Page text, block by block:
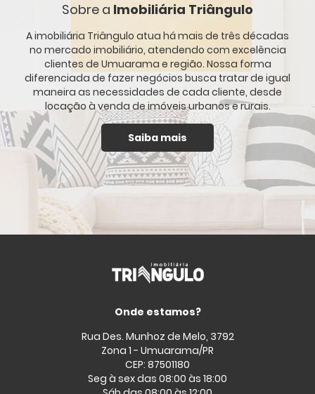
Sobre a Imobiliária Triângulo
A imobiliária Triângulo atua há mais de três décadas
no mercado imobiliário, atendendo com excelência
clientes de Umuarama e região. Nossa forma
diferenciada de fazer negócios busca tratar de igual
maneira as necessidades de cada cliente, desde
locação à venda de imóveis urbanos e rurais.
Saiba mais
Onde estamos?
Rua Des. Munhoz de Melo, 3792
Zona 1 - Umuarama/PR
CEP: 87501180
Seg à sex das 08:00 às 18:00